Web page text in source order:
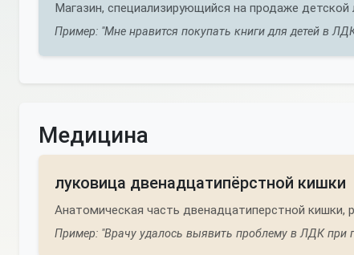
Магазин, специализирующийся на продаже детской
Пример: "Мне нравится покупать книги для детей в
Медицина
луковица двенадцатипёрстной кишки
Анатомическая часть двенадцатиперстной кишки,
Пример: "Врачу удалось выявить проблему в ЛДК при